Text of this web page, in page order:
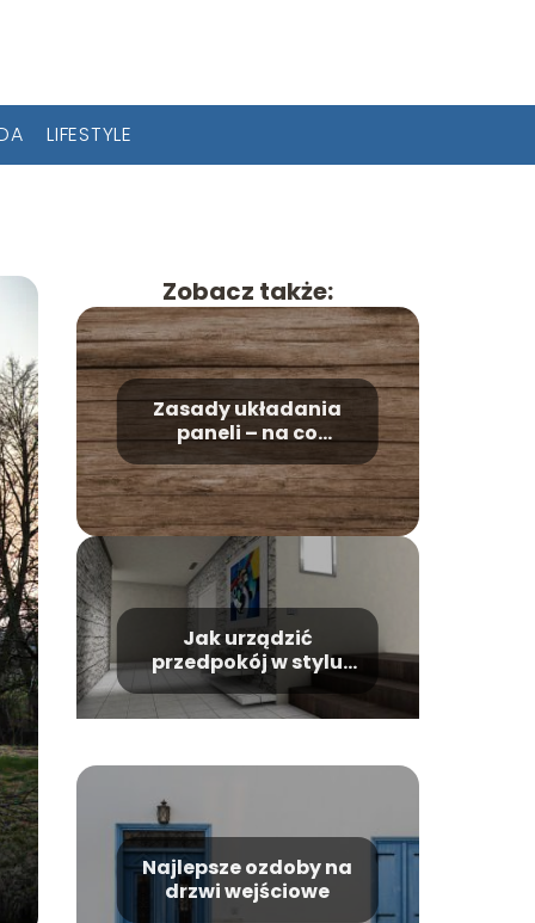
LIFESTYLE
Zobacz także:
Zasady układania
paneli – na co
zwrócić uwagę?
Jak urządzić
przedpokój w stylu
rustykalnym?
Najlepsze ozdoby na
drzwi wejściowe